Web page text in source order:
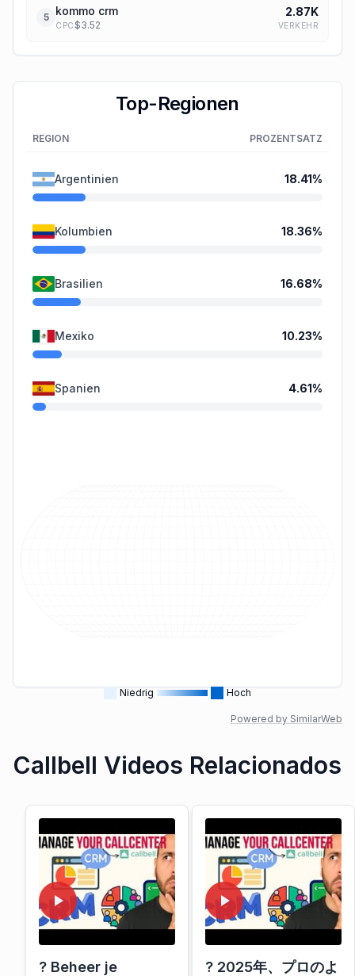
5 kommo crm
CPC $3.52
2.87K
VERKEHR
Top-Regionen
REGION PROZENTSATZ
Argentinien 18.41%
Kolumbien 18.36%
Brasilien 16.68%
Mexiko 10.23%
Spanien 4.61%
Niedrig Hoch
Powered by SimilarWeb
Callbell Videos Relacionados
? Beheer je
? 2025年、プロのよ